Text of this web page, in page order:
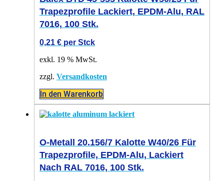
Trapezprofile Lackiert, EPDM-Alu, RAL
7016, 100 Stk.
0,21 € per Stck
exkl. 19 % MwSt.
zzgl. Versandkosten
In den Warenkorb
O-Metall 20.156/7 Kalotte W40/26 Für
Trapezprofile, EPDM-Alu, Lackiert
Nach RAL 7016, 100 Stk.